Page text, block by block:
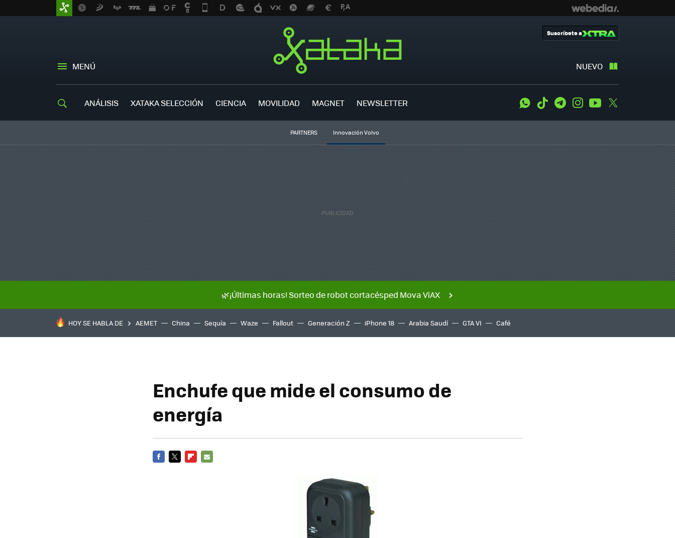
MENÚ NUEVO
Suscríbete a
ANÁLISIS XATAKA SELECCIÓN CIENCIA MOVILIDAD MAGNET NEWSLETTER WhatsApp
Tiktok TelegramInstagramYoutube
PARTNERS Innovación Volvo
🌿¡Últimas horas! Sorteo de robot cortacésped Mova ViAX
HOY SE HABLA DE AEMET China Sequía Waze Fallout Generación Z iPhone 18 Arabia Saudí GTA VI Café
Enchufe que mide el consumo de
energía